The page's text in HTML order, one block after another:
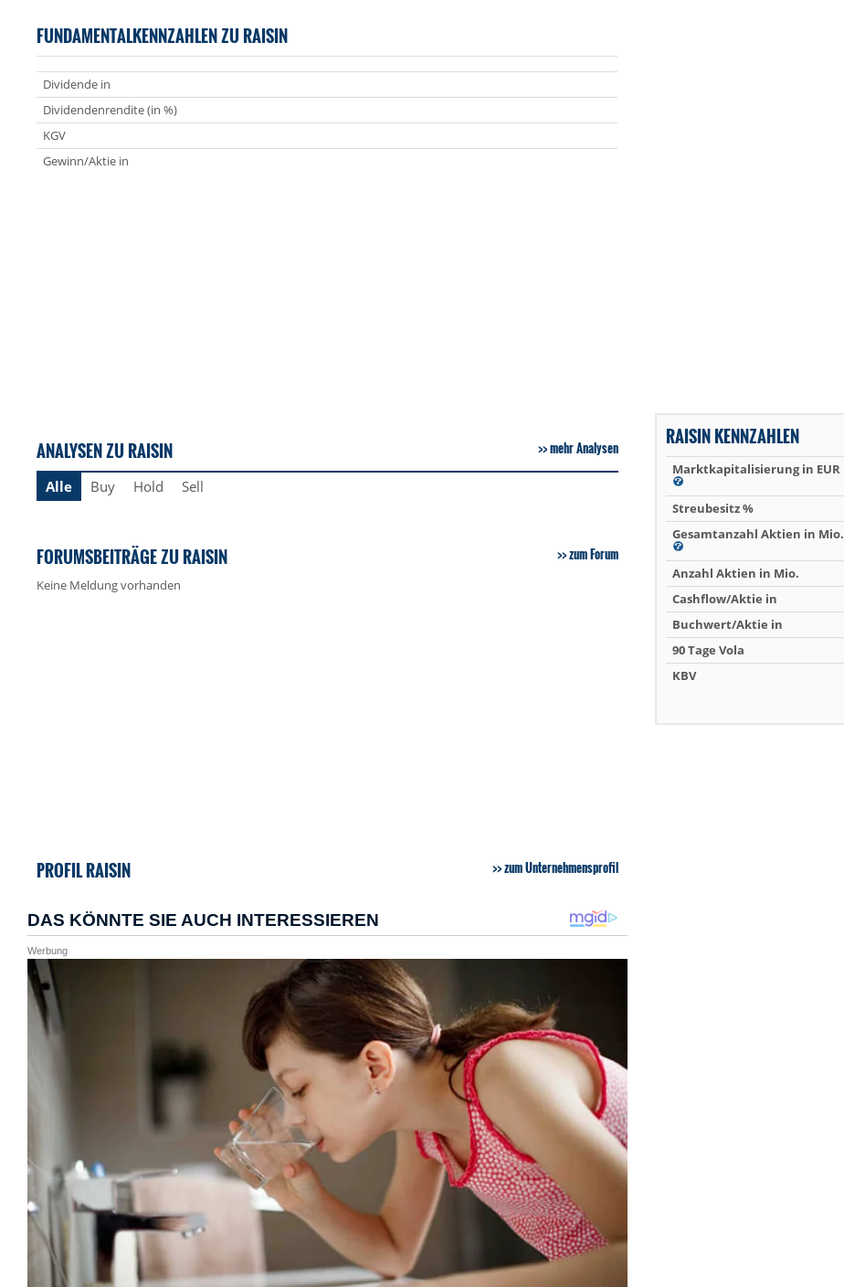
FUNDAMENTALKENNZAHLEN ZU RAISIN
Dividende in
Dividendenrendite (in %)
KGV
Gewinn/Aktie in
ANALYSEN ZU RAISIN mehr Analysen
Alle Buy Hold Sell
FORUMSBEITRÄGE ZU RAISIN zum Forum
Keine Meldung vorhanden
PROFIL RAISIN zum Unternehmensprofil
RAISIN KENNZAHLEN
Marktkapitalisierung in EUR
Streubesitz %
Gesamtanzahl Aktien in Mio.
Anzahl Aktien in Mio.
Cashflow/Aktie in
Buchwert/Aktie in
90 Tage Vola
KBV